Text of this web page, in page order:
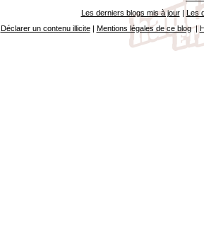
Les derniers blogs mis à jour| Les
Déclarer un contenu illicite| Mentions légales de ce blog|